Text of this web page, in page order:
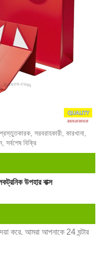
সরবরাহকারী, কারখানা,
সর্বশেষ বিক্রি
উপহার বাক্স
দয়া করে. আমরা আপনাকে 24 ঘন্টার